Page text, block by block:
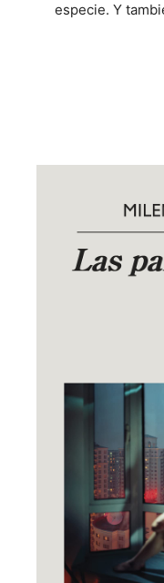
especie. Y